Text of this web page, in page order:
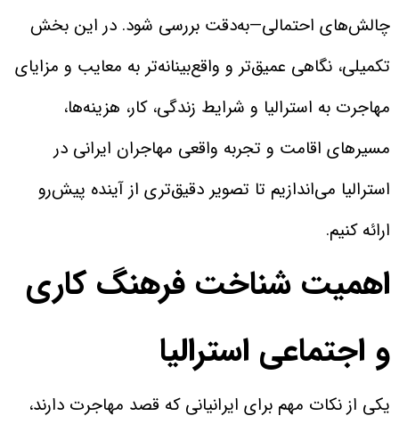
چالش‌های احتمالی—به‌دقت بررسی شود. در این بخش
تکمیلی، نگاهی عمیق‌تر و واقع‌بینانه‌تر به معایب و مزایای
مهاجرت به استرالیا و شرایط زندگی، کار، هزینه‌ها،
مسیرهای اقامت و تجربه واقعی مهاجران ایرانی در
استرالیا می‌اندازیم تا تصویر دقیق‌تری از آینده پیش‌رو
ارائه کنیم.
اهمیت شناخت فرهنگ کاری
و اجتماعی استرالیا
یکی از نکات مهم برای ایرانیانی که قصد مهاجرت دارند،